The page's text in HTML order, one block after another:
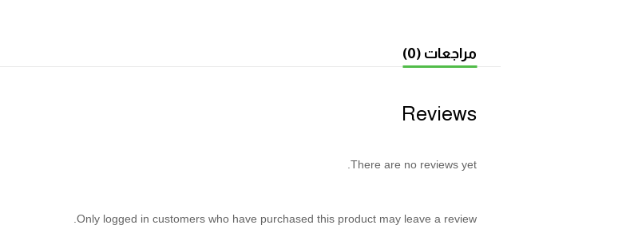
مراجعات (0)
Reviews
There are no reviews yet.
Only logged in customers who have purchased this product may leave a review.